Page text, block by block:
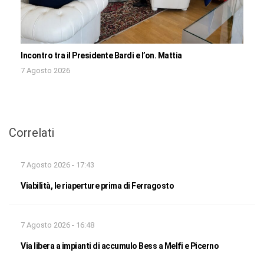
Incontro tra il Presidente Bardi e l’on. Mattia
7 Agosto 2026
Correlati
7 Agosto 2026 - 17:43
Viabilità, le riaperture prima di Ferragosto
7 Agosto 2026 - 16:48
Via libera a impianti di accumulo Bess a Melfi e Picerno